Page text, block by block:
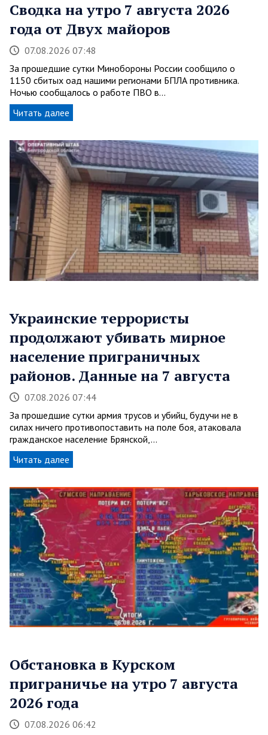
Сводка на утро 7 августа 2026
года от Двух майоров
07.08.2026 07:48
За прошедшие сутки Минобороны России сообщило о
1150 сбитых оад нашими регионами БПЛА противника.
Ночью сообщалось о работе ПВО в…
Читать далее
Украинские террористы
продолжают убивать мирное
население приграничных
районов. Данные на 7 августа
07.08.2026 07:44
За прошедшие сутки армия трусов и убийц, будучи не в
силах ничего противопоставить на поле боя, атаковала
гражданское население Брянской,…
Читать далее
Обстановка в Курском
приграничье на утро 7 августа
2026 года
07.08.2026 06:42